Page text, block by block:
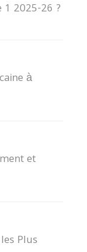
2025-26 ?
à
et
Plus